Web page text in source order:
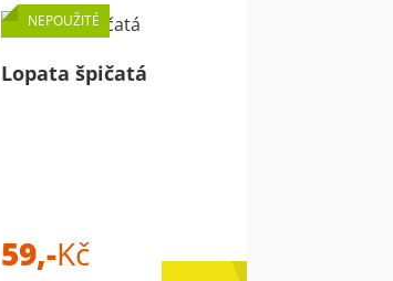
NEPOUŽITÉ
Lopata špičatá
59,-Kč